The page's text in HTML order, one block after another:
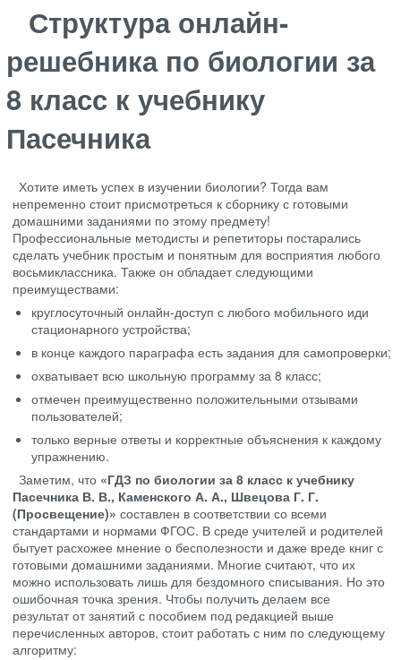
Структура онлайн-
решебника по биологии за
8 класс к учебнику
Пасечника
Хотите иметь успех в изучении биологии? Тогда вам
непременно стоит присмотреться к сборнику с готовыми
домашними заданиями по этому предмету!
Профессиональные методисты и репетиторы постарались
сделать учебник простым и понятным для восприятия любого
восьмиклассника. Также он обладает следующими
преимуществами:
круглосуточный онлайн-доступ с любого мобильного иди
стационарного устройства;
в конце каждого параграфа есть задания для самопроверки;
охватывает всю школьную программу за 8 класс;
отмечен преимущественно положительными отзывами
пользователей;
только верные ответы и корректные объяснения к каждому
упражнению.
Заметим, что «ГДЗ по биологии за 8 класс к учебнику
Пасечника В. В., Каменского А. А., Швецова Г. Г.
(Просвещение)» составлен в соответствии со всеми
стандартами и нормами ФГОС. В среде учителей и родителей
бытует расхожее мнение о бесполезности и даже вреде книг с
готовыми домашними заданиями. Многие считают, что их
можно использовать лишь для бездомного списывания. Но это
ошибочная точка зрения. Чтобы получить делаем все
результат от занятий с пособием под редакцией выше
перечисленных авторов, стоит работать с ним по следующему
алгоритму: